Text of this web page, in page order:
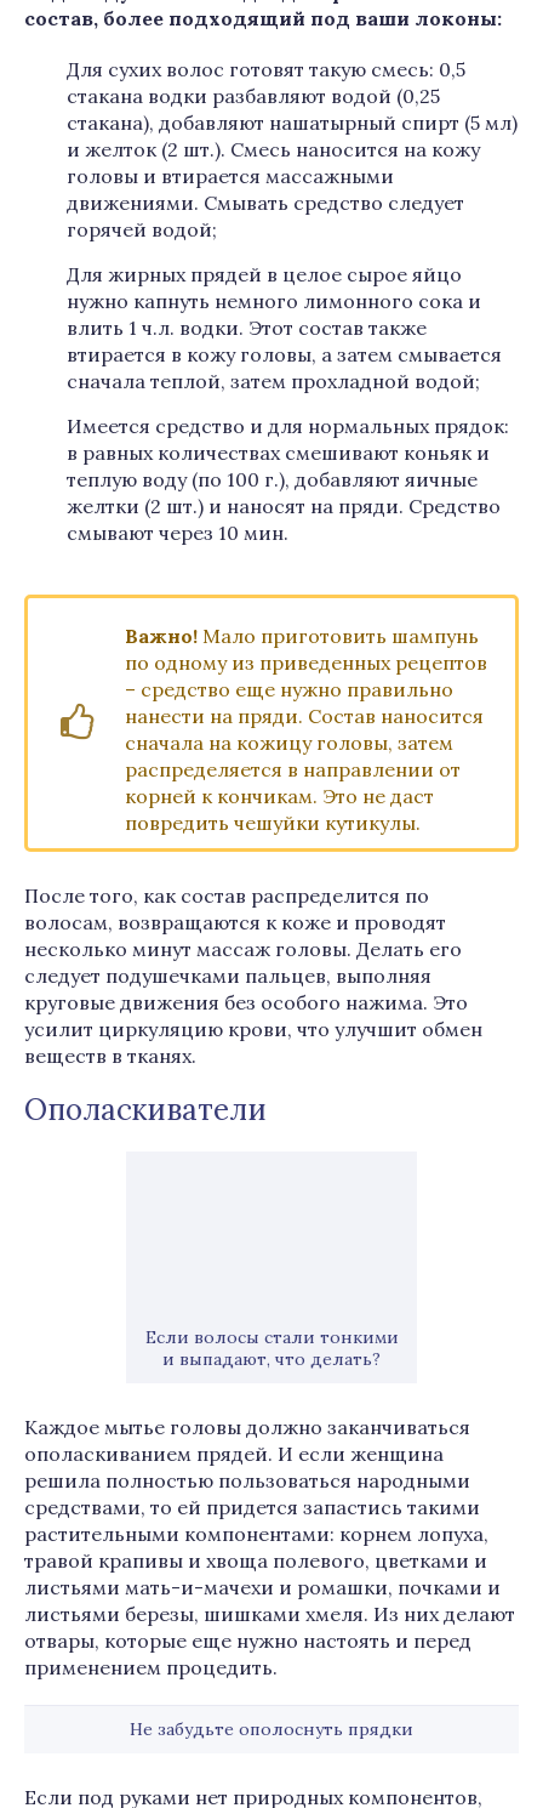
состав, более подходящий под ваши локоны:
Для сухих волос готовят такую смесь: 0,5
стакана водки разбавляют водой (0,25
стакана), добавляют нашатырный спирт (5 мл)
и желток (2 шт.). Смесь наносится на кожу
головы и втирается массажными
движениями. Смывать средство следует
горячей водой;
Для жирных прядей в целое сырое яйцо
нужно капнуть немного лимонного сока и
влить 1 ч.л. водки. Этот состав также
втирается в кожу головы, а затем смывается
сначала теплой, затем прохладной водой;
Имеется средство и для нормальных прядок:
в равных количествах смешивают коньяк и
теплую воду (по 100 г.), добавляют яичные
желтки (2 шт.) и наносят на пряди. Средство
смывают через 10 мин.
Важно! Мало приготовить шампунь
по одному из приведенных рецептов
– средство еще нужно правильно
нанести на пряди. Состав наносится
сначала на кожицу головы, затем
распределяется в направлении от
корней к кончикам. Это не даст
повредить чешуйки кутикулы.
После того, как состав распределится по
волосам, возвращаются к коже и проводят
несколько минут массаж головы. Делать его
следует подушечками пальцев, выполняя
круговые движения без особого нажима. Это
усилит циркуляцию крови, что улучшит обмен
веществ в тканях.
Ополаскиватели
Если волосы стали тонкими
и выпадают, что делать?
Каждое мытье головы должно заканчиваться
ополаскиванием прядей. И если женщина
решила полностью пользоваться народными
средствами, то ей придется запастись такими
растительными компонентами: корнем лопуха,
травой крапивы и хвоща полевого, цветками и
листьями мать-и-мачехи и ромашки, почками и
листьями березы, шишками хмеля. Из них делают
отвары, которые еще нужно настоять и перед
применением процедить.
Не забудьте ополоснуть прядки
Если под руками нет природных компонентов,